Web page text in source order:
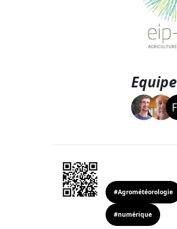
Equipe
#Agrométéorologie
#numérique